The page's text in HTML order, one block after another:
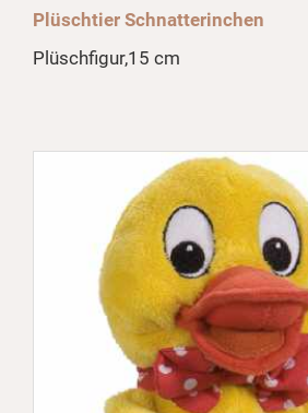
Plüschtier Schnatterinchen
Plüschfigur,15 cm